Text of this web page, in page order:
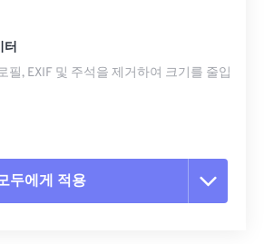
필, EXIF ​​및 주석을 제거하여 크기를 줄입
두에게 적용